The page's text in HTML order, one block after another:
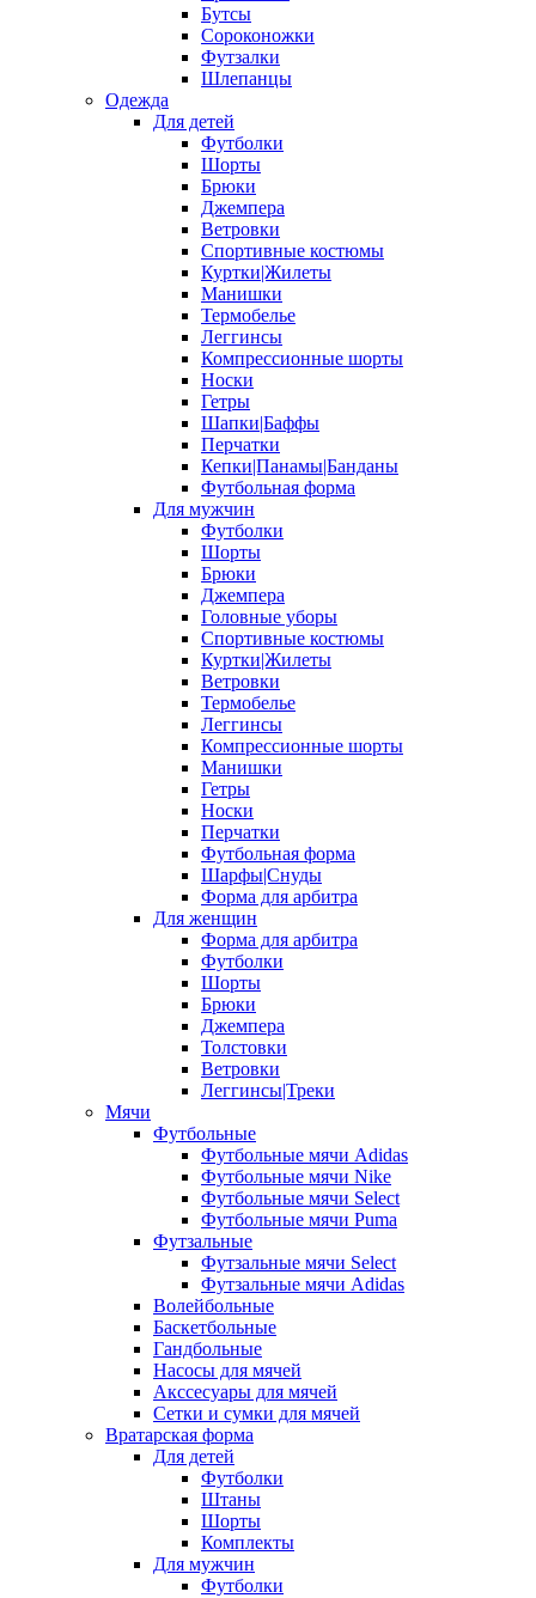
Бутсы
Сороконожки
Футзалки
Шлепанцы
Одежда
Для детей
Футболки
Шорты
Брюки
Джемпера
Ветровки
Спортивные костюмы
Куртки|Жилеты
Манишки
Термобелье
Леггинсы
Компрессионные шорты
Носки
Гетры
Шапки|Баффы
Перчатки
Кепки|Панамы|Банданы
Футбольная форма
Для мужчин
Футболки
Шорты
Брюки
Джемпера
Головные уборы
Спортивные костюмы
Куртки|Жилеты
Ветровки
Термобелье
Леггинсы
Компрессионные шорты
Манишки
Гетры
Носки
Перчатки
Футбольная форма
Шарфы|Снуды
Форма для арбитра
Для женщин
Форма для арбитра
Футболки
Шорты
Брюки
Джемпера
Толстовки
Ветровки
Леггинсы|Треки
Мячи
Футбольные
Футбольные мячи Adidas
Футбольные мячи Nike
Футбольные мячи Select
Футбольные мячи Puma
Футзальные
Футзальные мячи Select
Футзальные мячи Adidas
Волейбольные
Баскетбольные
Гандбольные
Насосы для мячей
Акссесуары для мячей
Сетки и сумки для мячей
Вратарская форма
Для детей
Футболки
Штаны
Шорты
Комплекты
Для мужчин
Футболки